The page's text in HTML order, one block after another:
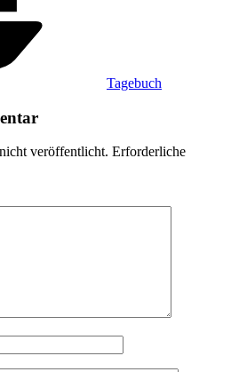
Tagebuch
veröffentlicht. Erforderliche